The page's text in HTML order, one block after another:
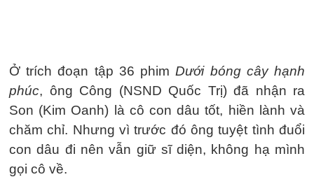
Ở trích đoạn tập 36 phimDưới bóng cây hạnh
phúc, ông Công (NSND Quốc Trị) đã nhận ra
Son (Kim Oanh) là cô con dâu tốt, hiền lành và
chăm chỉ. Nhưng vì trước đó ông tuyệt tình đuổi
con dâu đi nên vẫn giữ sĩ diện, không hạ mình
gọi cô về.